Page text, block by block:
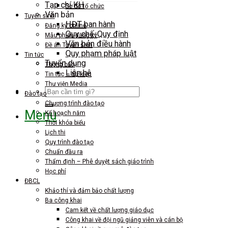
Tạp chí KH
Văn bản
HĐT ban hành
Quy chế-Quy định
Văn bản điều hành
Quy phạm pháp luật
Tuyển dụng
Liên hệ
Search
for:
Menu
Sơ đồ tổ chức
Tuyển sinh
Đăng ký online
Mẫu phiếu đăng ký
Đề án Tuyển sinh
Tin tức
Thông báo
Tin tức – Sự kiện
Thư viện Media
Đào tạo
Chương trình đào tạo
Kế hoạch năm
Thời khóa biểu
Lịch thi
Quy trình đào tạo
Chuẩn đầu ra
Thẩm định – Phê duyệt sách giáo trình
Học phí
ĐBCL
Khảo thí và đảm bảo chất lượng
Ba công khai
Cam kết về chất lượng giáo dục
Công khai về đội ngũ giảng viên và cán bộ